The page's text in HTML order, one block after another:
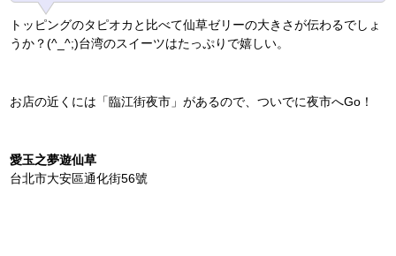
トッピングのタピオカと比べて仙草ゼリーの大きさが伝わるでしょ
うか？(^_^;)台湾のスイーツはたっぷりで嬉しい。
お店の近くには「臨江街夜市」があるので、ついでに夜市へGo！
愛玉之夢遊仙草
台北市大安區通化街56號